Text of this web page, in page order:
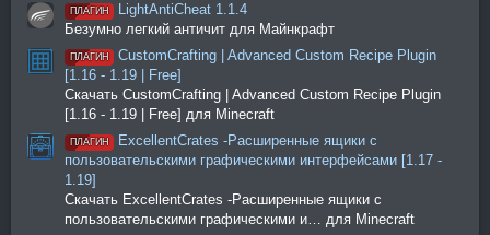
ПЛАГИН
LightAntiCheat 1.1.4
Безумно легкий античит для Майнкрафт
ПЛАГИН
CustomCrafting | Advanced Custom Recipe Plugin
[1.16 - 1.19 | Free]
Скачать CustomCrafting | Advanced Custom Recipe Plugin
[1.16 - 1.19 | Free] для Minecraft
ПЛАГИН
ExcellentCrates -Расширенные ящики с
пользовательскими графическими интерфейсами [1.17 -
1.19]
Скачать ExcellentCrates -Расширенные ящики с
пользовательскими графическими и… для Minecraft